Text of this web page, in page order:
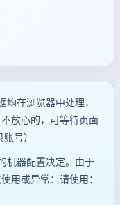
均在浏览器中处理，
放心的，可等待页面
号）
机器配置决定。由于
用或异常：请使用：